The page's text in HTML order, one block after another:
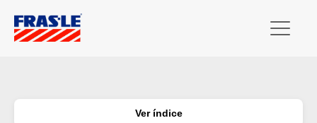
Ver índice